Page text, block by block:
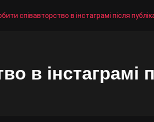
співавторство в інстаграмі після
в інстаграмі